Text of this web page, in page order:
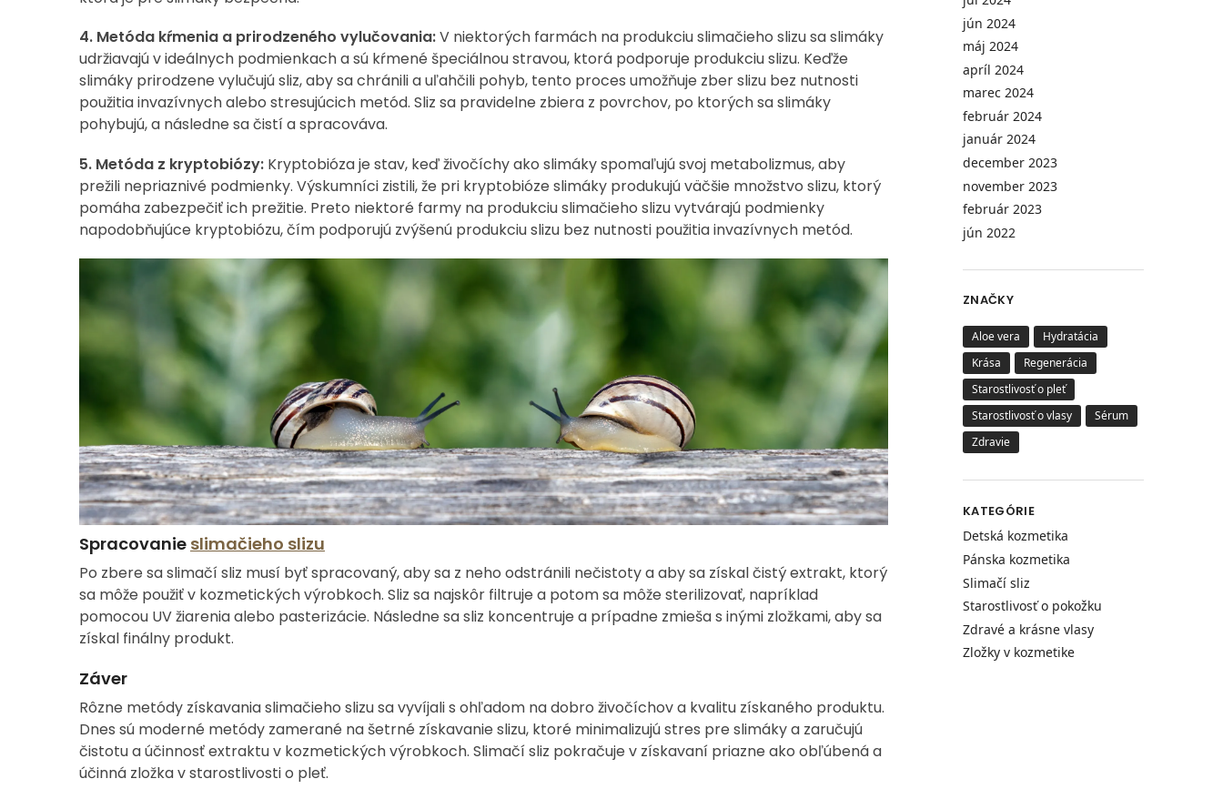
4. Metóda kŕmenia a prirodzeného vylučovania:V niektorých farmách na produkciu slimačieho slizu sa slimáky
udržiavajú v ideálnych podmienkach a sú kŕmené špeciálnou stravou, ktorá podporuje produkciu slizu. Keďže
slimáky prirodzene vylučujú sliz, aby sa chránili a uľahčili pohyb, tento proces umožňuje zber slizu bez nutnosti
použitia invazívnych alebo stresujúcich metód. Sliz sa pravidelne zbiera z povrchov, po ktorých sa slimáky
pohybujú, a následne sa čistí a spracováva.
5. Metóda z kryptobiózy: Kryptobióza je stav, keď živočíchy ako slimáky spomaľujú svoj metabolizmus, aby
prežili nepriaznivé podmienky. Výskumníci zistili, že pri kryptobióze slimáky produkujú väčšie množstvo slizu, ktorý
pomáha zabezpečiť ich prežitie. Preto niektoré farmy na produkciu slimačieho slizu vytvárajú podmienky
napodobňujúce kryptobiózu, čím podporujú zvýšenú produkciu slizu bez nutnosti použitia invazívnych metód.
Spracovanie slimačieho slizu
Po zbere sa slimačí sliz musí byť spracovaný, aby sa z neho odstránili nečistoty a aby sa získal čistý extrakt, ktorý
sa môže použiť v kozmetických výrobkoch. Sliz sa najskôr filtruje a potom sa môže sterilizovať, napríklad
pomocou UV žiarenia alebo pasterizácie. Následne sa sliz koncentruje a prípadne zmieša s inými zložkami, aby sa
získal finálny produkt.
Záver
Rôzne metódy získavania slimačieho slizu sa vyvíjali s ohľadom na dobro živočíchov a kvalitu získaného produktu.
Dnes sú moderné metódy zamerané na šetrné získavanie slizu, ktoré minimalizujú stres pre slimáky a zaručujú
čistotu a účinnosť extraktu v kozmetických výrobkoch. Slimačí sliz pokračuje v získavaní priazne ako obľúbená a
účinná zložka v starostlivosti o pleť.
jún 2024
máj 2024
apríl 2024
marec 2024
február 2024
január 2024
december 2023
november 2023
február 2023
jún 2022
ZNAČKY
Aloe vera
Hydratácia
Krása
Regenerácia
Starostlivosť o pleť
Starostlivosť o vlasy
Sérum
Zdravie
KATEGÓRIE
Detská kozmetika
Pánska kozmetika
Slimačí sliz
Starostlivosť o pokožku
Zdravé a krásne vlasy
Zložky v kozmetike